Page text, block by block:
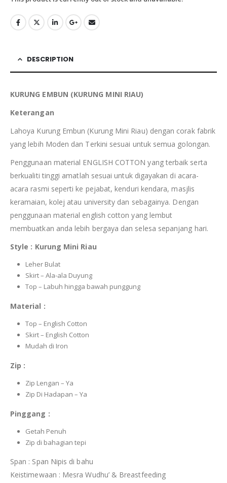
DESCRIPTION
KURUNG EMBUN (KURUNG MINI RIAU)
Keterangan
Lahoya Kurung Embun (Kurung Mini Riau) dengan corak fabrik
yang lebih Moden dan Terkini sesuai untuk semua golongan.
Penggunaan material ENGLISH COTTON yang terbaik serta
berkualiti tinggi amatlah sesuai untuk digayakan di acara-
acara rasmi seperti ke pejabat, kenduri kendara, masjlis
keramaian, kolej atau university dan sebagainya. Dengan
penggunaan material english cotton yang lembut
membuatkan anda lebih bergaya dan selesa sepanjang hari.
Style : Kurung Mini Riau
Leher Bulat
Skirt – Ala-ala Duyung
Top – Labuh hingga bawah punggung
Material :
Top – English Cotton
Skirt – English Cotton
Mudah di Iron
Zip :
Zip Lengan – Ya
Zip Di Hadapan – Ya
Pinggang :
Getah Penuh
Zip di bahagian tepi
Span : Span Nipis di bahu
Keistimewaan : Mesra Wudhu’ & Breastfeeding